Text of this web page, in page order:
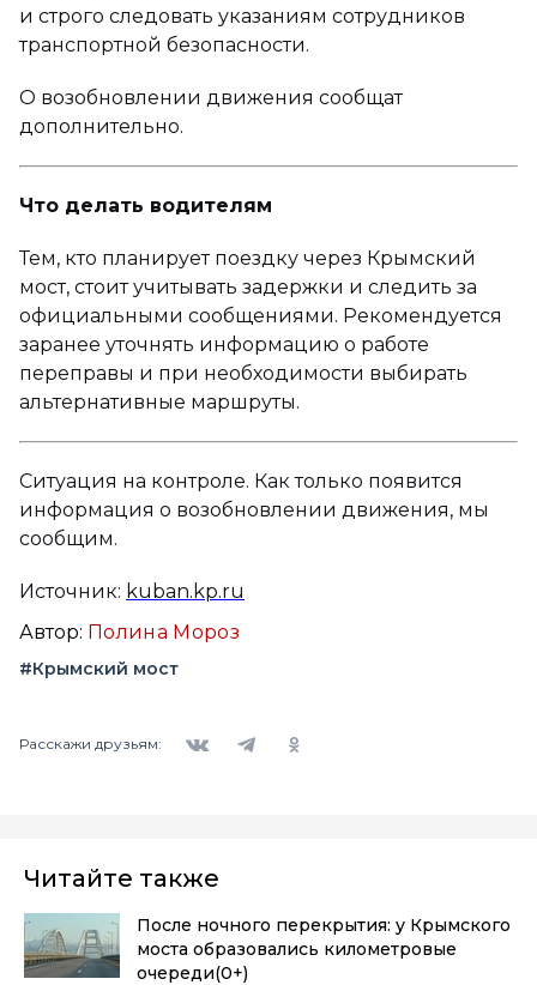
и строго следовать указаниям сотрудников
транспортной безопасности.
О возобновлении движения сообщат
дополнительно.
Что делать водителям
Тем, кто планирует поездку через Крымский
мост, стоит учитывать задержки и следить за
официальными сообщениями. Рекомендуется
заранее уточнять информацию о работе
переправы и при необходимости выбирать
альтернативные маршруты.
Ситуация на контроле. Как только появится
информация о возобновлении движения, мы
сообщим.
Источник: kuban.kp.ru
Автор: Полина Мороз
#Крымский мост
Расскажи друзьям:
Читайте также
После ночного перекрытия: у Крымского
моста образовались километровые
очереди(0+)